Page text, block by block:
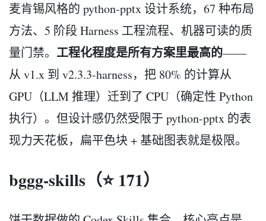
麦肯锡风格的 python-pptx 设计系统，67 种布局
方法、5 阶段 Harness 工程流程、机器可读的质
量门禁。 工程化程度是所有方案里最高的——
从 v1.x 到 v2.3.3-harness，把 80% 的计算从
GPU（LLM 推理）迁到了 CPU（确定性 Python
执行）。但设计感仍然受限于 python-pptx 的表
现力天花板，扁平色块 + 基础图表就是极限。
bggg-skills（⭐ 171）